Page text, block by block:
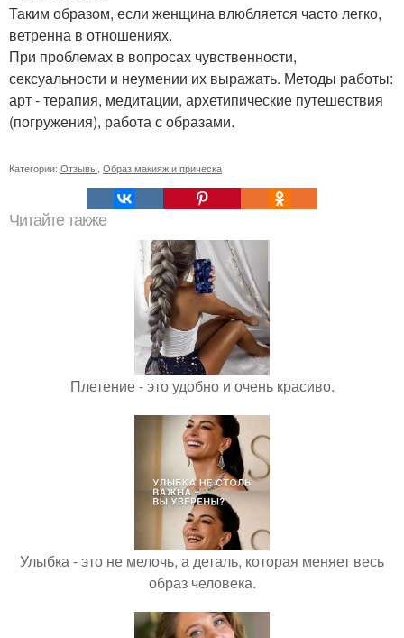
Таким образом, если женщина влюбляется часто легко,
ветренна в отношениях.
При проблемах в вопросах чувственности,
сексуальности и неумении их выражать. Методы работы:
арт - терапия, медитации, архетипические путешествия
(погружения), работа с образами.
Категории: Отзывы, Образ макияж и прическа
Читайте также
Плетение - это удобно и очень красиво.
Улыбка - это не мелочь, а деталь, которая меняет весь
образ человека.